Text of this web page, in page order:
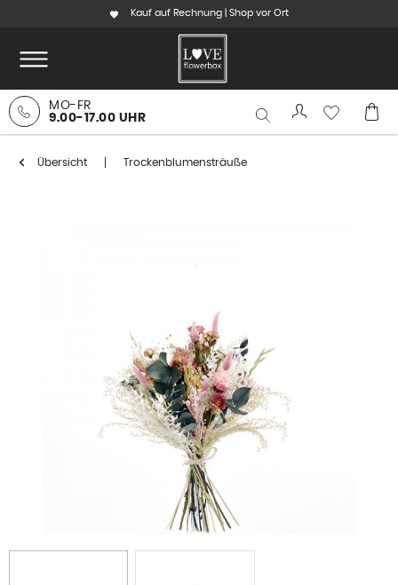
Kauf auf Rechnung | Shop vor Ort
MO-FR
9.00-17.00 UHR
Übersicht Trockenblumensträuße